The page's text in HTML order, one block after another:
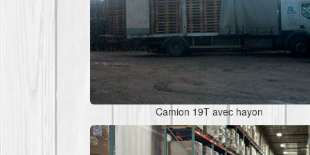
Camion 19T avec hayon